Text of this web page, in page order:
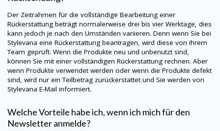
Der Zeitrahmen für die vollständige Bearbeitung einer
Rückerstattung beträgt normalerweise drei bis vier Werktage, dies
kann jedoch je nach den Umständen variieren. Denn wenn Sie bei
Stylevana eine Rückerstattung beantragen, wird diese von ihrem
Team geprüft. Wenn die Produkte neu und unbenutzt sind,
können Sie mit einer vollständigen Rückerstattung rechnen. Aber
wenn Produkte verwendet werden oder wenn die Produkte defekt
sind, wird nur ein Teilbetrag zurückerstattet und Sie werden von
Stylevana E-Mail informiert.
Welche Vorteile habe ich, wenn ich mich für den
Newsletter anmelde?